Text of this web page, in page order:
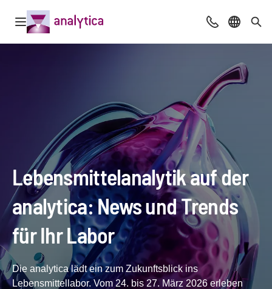
Navigation öffnen Beratung &
Sprache
Lebensmittelanalytik auf der
analytica: News und Trends
für Ihr Labor
Die analytica lädt ein zum Zukunftsblick ins
Lebensmittellabor. Vom 24. bis 27. März 2026 erleben